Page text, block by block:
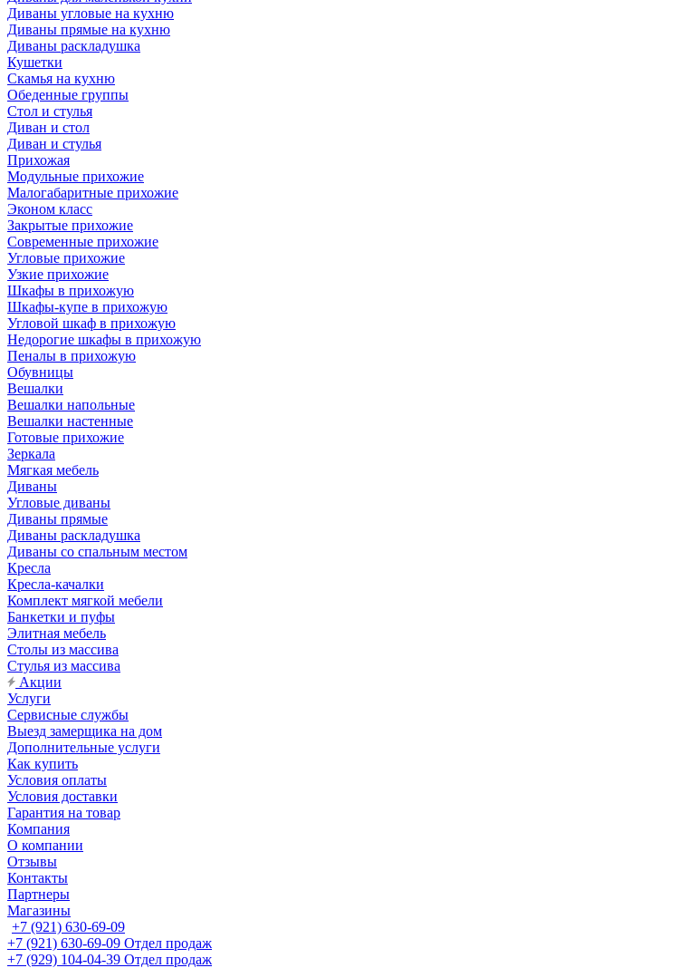
Диваны угловые на кухню
Диваны прямые на кухню
Диваны раскладушка
Кушетки
Скамья на кухню
Обеденные группы
Стол и стулья
Диван и стол
Диван и стулья
Прихожая
Модульные прихожие
Малогабаритные прихожие
Эконом класс
Закрытые прихожие
Современные прихожие
Угловые прихожие
Узкие прихожие
Шкафы в прихожую
Шкафы-купе в прихожую
Угловой шкаф в прихожую
Недорогие шкафы в прихожую
Пеналы в прихожую
Обувницы
Вешалки
Вешалки напольные
Вешалки настенные
Готовые прихожие
Зеркала
Мягкая мебель
Диваны
Угловые диваны
Диваны прямые
Диваны раскладушка
Диваны со спальным местом
Кресла
Кресла-качалки
Комплект мягкой мебели
Банкетки и пуфы
Элитная мебель
Столы из массива
Стулья из массива
Акции
Услуги
Сервисные службы
Выезд замерщика на дом
Дополнительные услуги
Как купить
Условия оплаты
Условия доставки
Гарантия на товар
Компания
О компании
Отзывы
Контакты
Партнеры
Магазины
+7 (921) 630-69-09
+7 (921) 630-69-09 Отдел продаж
+7 (929) 104-04-39 Отдел продаж